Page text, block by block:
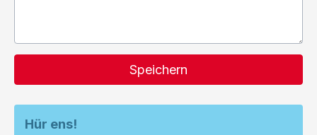
Speichern
Hür ens!